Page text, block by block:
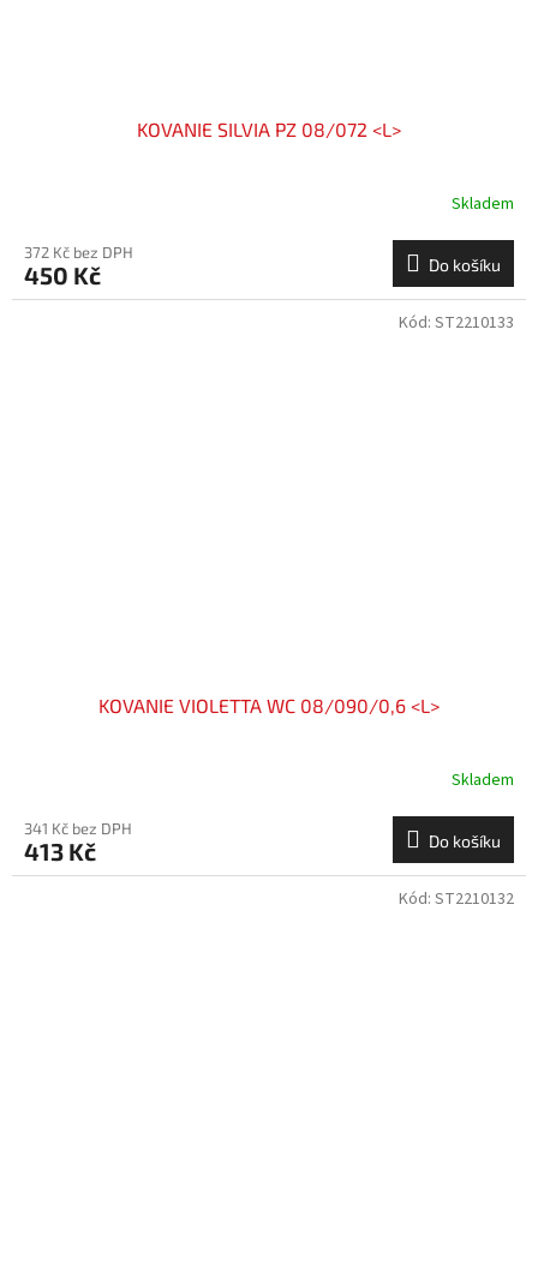
KOVANIE SILVIA PZ 08/072 <L>
Skladem
372 Kč bez DPH
450 Kč Do košíku
KOVANIE VIOLETTA WC 08/090/0,6 <L>
Skladem
341 Kč bez DPH
413 Kč Do košíku
Kód: ST2210133
Kód: ST2210132